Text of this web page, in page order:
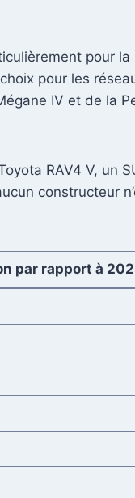
pour la
pour les
IV et de la
RAV4 V, un
constructeur
par rapport à